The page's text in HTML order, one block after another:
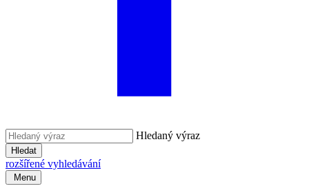
Hledaný výraz
Hledat
rozšířené vyhledávání
Menu